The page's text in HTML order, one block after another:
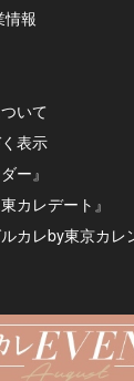
情報
いて
表示
ー』
カレデート』
カレby東京カレ
©